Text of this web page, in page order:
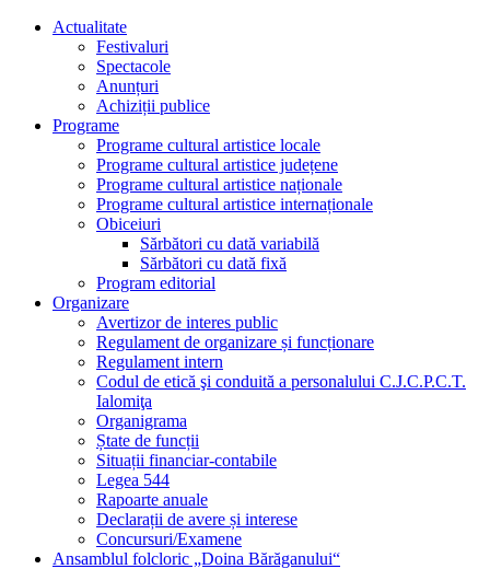
Actualitate
Festivaluri
Spectacole
Anunțuri
Achiziții publice
Programe
Programe cultural artistice locale
Programe cultural artistice județene
Programe cultural artistice naționale
Programe cultural artistice internaționale
Obiceiuri
Sărbători cu dată variabilă
Sărbători cu dată fixă
Program editorial
Organizare
Avertizor de interes public
Regulament de organizare și funcționare
Regulament intern
Codul de etică şi conduită a personalului C.J.C.P.C.T.
Ialomiţa
Organigrama
Ștate de funcții
Situații financiar-contabile
Legea 544
Rapoarte anuale
Declarații de avere și interese
Concursuri/Examene
Ansamblul folcloric „Doina Bărăganului“